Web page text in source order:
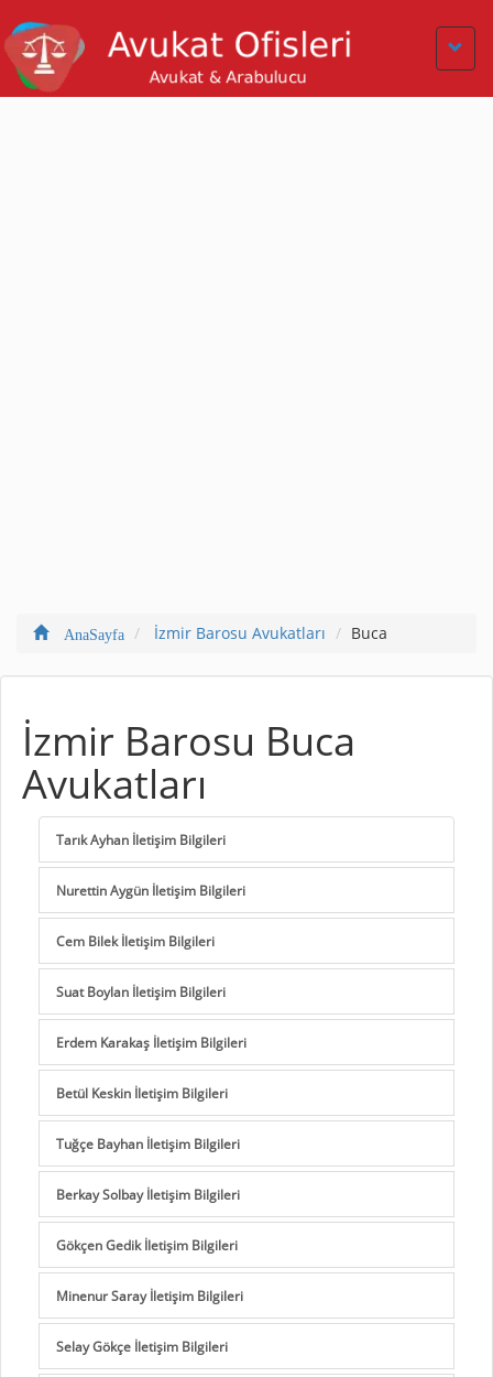
AnaSayfa İzmir Barosu Avukatları Buca
İzmir Barosu Buca
Avukatları
Tarık Ayhan İletişim Bilgileri
Nurettin Aygün İletişim Bilgileri
Cem Bilek İletişim Bilgileri
Suat Boylan İletişim Bilgileri
Erdem Karakaş İletişim Bilgileri
Betül Keskin İletişim Bilgileri
Tuğçe Bayhan İletişim Bilgileri
Berkay Solbay İletişim Bilgileri
Gökçen Gedik İletişim Bilgileri
Minenur Saray İletişim Bilgileri
Selay Gökçe İletişim Bilgileri